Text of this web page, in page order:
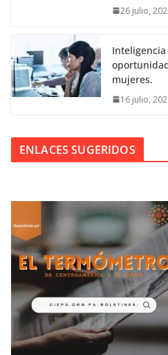
26 julio,
mujeres.
16 julio,
ENLACES SUGERIDOS